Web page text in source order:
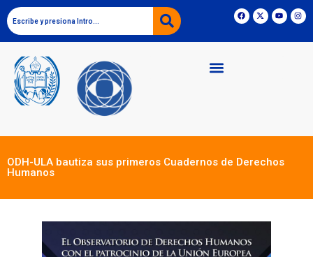
ODH-ULA bautiza sus primeros Cuadernos de Derechos
Humanos